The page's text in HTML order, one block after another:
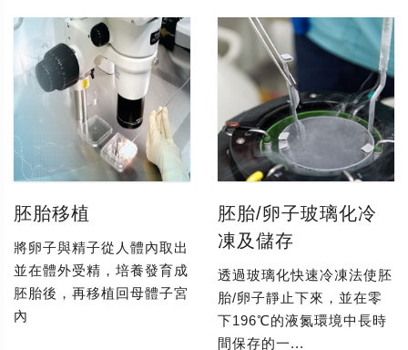
胚胎移植
將卵子與精子從人體內取出
並在體外受精，培養發育成
胚胎後，再移植回母體子宮
內
胚胎/卵子玻璃化冷
凍及儲存
透過玻璃化快速冷凍法使胚
胎/卵子靜止下來，並在零
下196℃的液氮環境中長時
間保存的一...